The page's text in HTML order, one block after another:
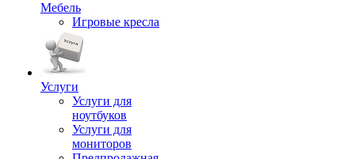
Мебель
Игровые кресла
Услуги
Услуги для
ноутбуков
Услуги для
мониторов